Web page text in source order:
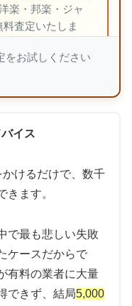
楽・邦楽・ジャ
査定いたしま
4,300万点の買
験豊富な査定士
も 査定対象
オフ保証
をお試しください
イス
けるだけで、数千
きます。
で最も悲しい失敗
ケースだからで
有料の業者に大量
できず、結局5,000